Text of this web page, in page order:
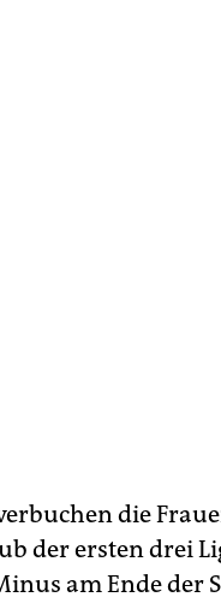
die
der ersten drei
am Ende der